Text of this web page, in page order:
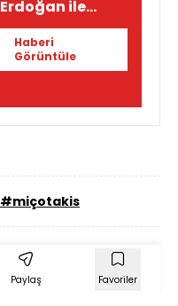
Erdoğan ile
görüşmesi
öncesinde
pozitif mesajlar!
Haberi
Görüntüle
#miçotakis
Paylaş Favoriler